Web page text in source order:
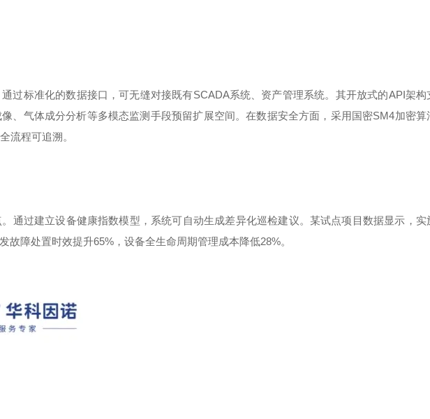
过标准化的数据接口，可无缝对接既有SCADA系统、资产管理系统。其开放式的API架构
、气体成分分析等多模态监测手段预留扩展空间。在数据安全方面，采用国密SM4加密算
流程可追溯。
通过建立设备健康指数模型，系统可自动生成差异化巡检建议。某试点项目数据显示，实
发故障处置时效提升65% ，设备全生命周期管理成本降低28%。